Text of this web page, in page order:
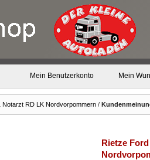
Mein Benutzerkonto Mein
Notarzt RD LK Nordvorpommern /
Rietze